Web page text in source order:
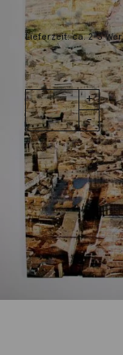
1.200,00€
Lieferzeit: ca. 2-3
1 vorrätig
Nimes
Menge
Artikelnummer: